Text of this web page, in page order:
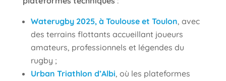
Waterugby 2025, à Toulouse et Toulon, avec
des terrains flottants accueillant joueurs
amateurs, professionnels et légendes du
rugby ;
Urban Triathlon d’Albi, où les plateformes